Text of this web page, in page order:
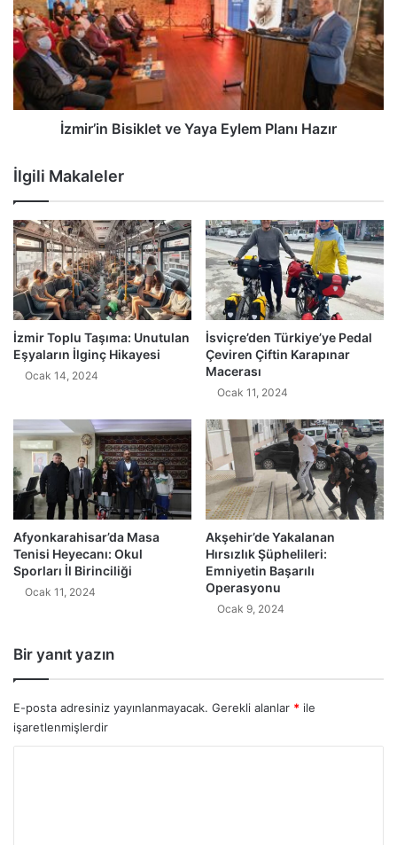
İzmir’in Bisiklet ve Yaya Eylem Planı Hazır
İlgili Makaleler
İzmir Toplu Taşıma: Unutulan
Eşyaların İlginç Hikayesi
Ocak 14, 2024
İsviçre’den Türkiye’ye Pedal
Çeviren Çiftin Karapınar
Macerası
Ocak 11, 2024
Afyonkarahisar’da Masa
Tenisi Heyecanı: Okul
Sporları İl Birinciliği
Ocak 11, 2024
Akşehir’de Yakalanan
Hırsızlık Şüphelileri:
Emniyetin Başarılı
Operasyonu
Ocak 9, 2024
Bir yanıt yazın
E-posta adresiniz yayınlanmayacak. Gerekli alanlar * ile
işaretlenmişlerdir